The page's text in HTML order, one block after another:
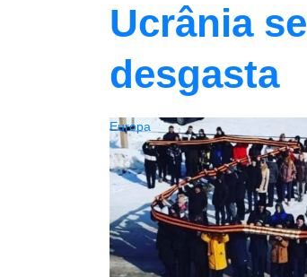
Ucrânia se
desgasta
Europa